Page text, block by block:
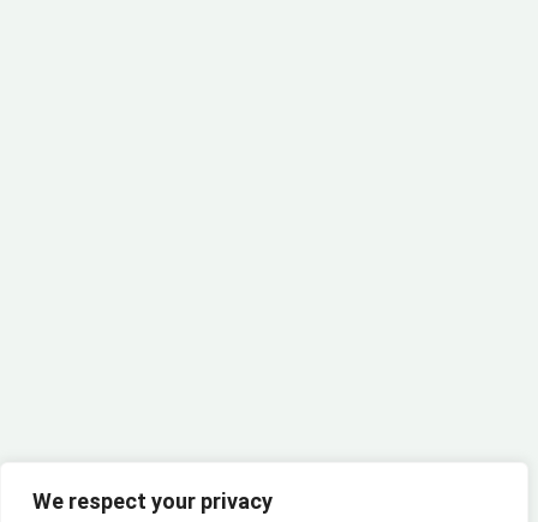
We respect your privacy
Join our Community!